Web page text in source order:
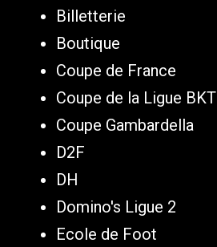
Billetterie
Boutique
Coupe de France
Coupe de la Ligue BKT
Coupe Gambardella
D2F
DH
Domino's Ligue 2
Ecole de Foot